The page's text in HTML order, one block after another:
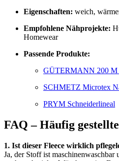
Eigenschaften: weich,
Empfohlene Nähprojekte:
Homewear
Passende Produkte:
GÜTERMANN 200
SCHMETZ Microtex
PRYM Schneiderlineal
FAQ – Häufig
1. Ist dieser Fleece wirklich
Ja, der Stoff ist